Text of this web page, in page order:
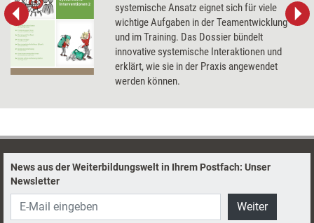
systemische Ansatz eignet sich für viele
wichtige Aufgaben in der Teamentwicklung
und im Training. Das Dossier bündelt
innovative systemische Interaktionen und
erklärt, wie sie in der Praxis angewendet
werden können.
News aus der Weiterbildungswelt in Ihrem Postfach: Unser
Newsletter
Weiter